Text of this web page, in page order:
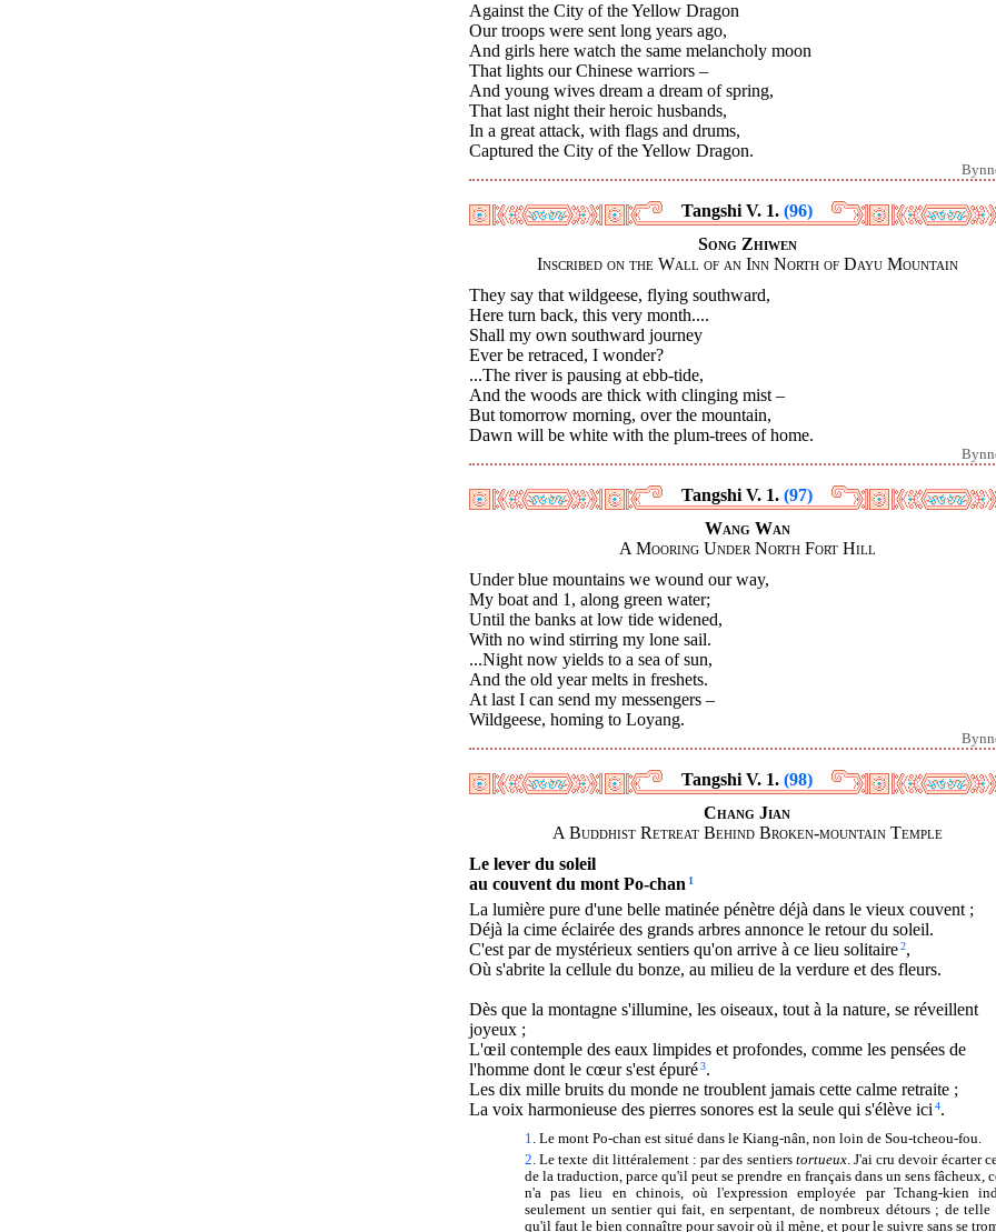
Against the City of the Yellow Dragon
Our troops were sent long years ago,
And girls here watch the same melancholy moon
That lights our Chinese warriors –
And young wives dream a dream of spring,
That last night their heroic husbands,
In a great attack, with flags and drums,
Captured the City of the Yellow Dragon.
Tangshi V. 1. (96)
Song Zhiwen
Inscribed on the Wall of an Inn North of Dayu Mountain
They say that wildgeese, flying southward,
Here turn back, this very month....
Shall my own southward journey
Ever be retraced, I wonder?
...The river is pausing at ebb-tide,
And the woods are thick with clinging mist –
But tomorrow morning, over the mountain,
Dawn will be white with the plum-trees of home.
Tangshi V. 1. (97)
Wang Wan
A Mooring Under North Fort Hill
Under blue mountains we wound our way,
My boat and 1, along green water;
Until the banks at low tide widened,
With no wind stirring my lone sail.
...Night now yields to a sea of sun,
And the old year melts in freshets.
At last I can send my messengers –
Wildgeese, homing to Loyang.
Tangshi V. 1. (98)
Chang Jian
A Buddhist Retreat Behind Broken-mountain Temple
Le lever du soleil
au couvent du mont Po-chan 1
La lumière pure d'une belle matinée pénètre déjà dans le vieux couvent ;
Déjà la cime éclairée des grands arbres annonce le retour du soleil.
C'est par de mystérieux sentiers qu'on arrive à ce lieu solitaire2,
Où s'abrite la cellule du bonze, au milieu de la verdure et des fleurs.
Dès que la montagne s'illumine, les oiseaux, tout à la nature, se réveillent
joyeux ;
L'œil contemple des eaux limpides et profondes, comme les pensées de
l'homme dont le cœur s'est épuré3.
Les dix mille bruits du monde ne troublent jamais cette calme retraite ;
La voix harmonieuse des pierres sonores est la seule qui s'élève ici 4.
1
. Le mont Po-chan est situé dans le Kiang-nân, non loin de Sou-tcheou-fou.
2 . Le texte dit littéralement : par des sentiers tortueux. J'ai cru devoir écarter
de la traduction, parce qu'il peut se prendre en français dans un sens fâcheux,
n'a pas lieu en chinois, où l'expression employée par Tchang-kien
seulement un sentier qui fait, en serpentant, de nombreux détours ; de telle
qu'il faut le bien connaître pour savoir où il mène, et pour le suivre sans se